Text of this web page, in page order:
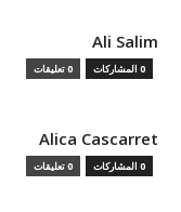
Ali Salim
0 المشاركات 0 تعليقات
Alica Cascarret
0 المشاركات 0 تعليقات